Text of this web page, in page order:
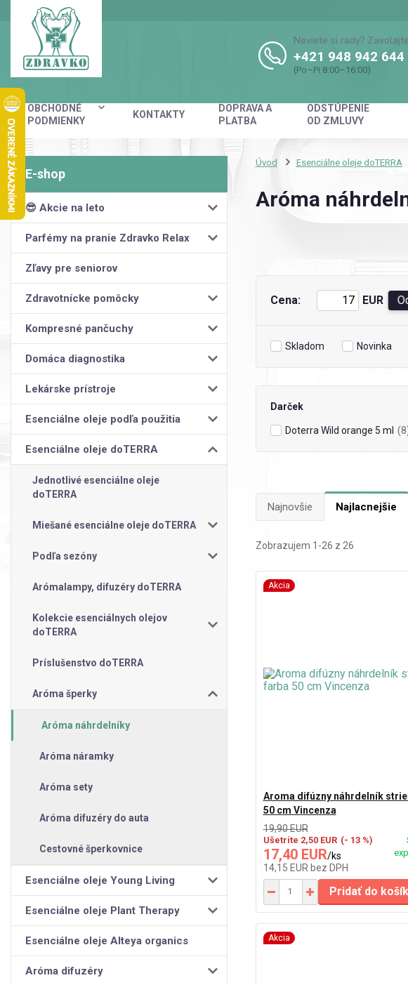
OBCHODNÉ
PODMIENKY
KONTAKTY
DOPRAVA A
PLATBA
ODSTÚPENIE
OD ZMLUVY
Neviete si rady?
+421 948 942 644
(Po–Pi 8:00–16:00)
😎 Akcie na leto
Parfémy na pranie Zdravko Relax
Zľavy pre seniorov
Zdravotnícke pomôcky
Kompresné pančuchy
Domáca diagnostika
Lekárske prístroje
Esenciálne oleje podľa použitia
Esenciálne oleje doTERRA
Jednotlivé esenciálne oleje
doTERRA
Miešané esenciálne oleje doTERRA
Podľa sezóny
Arómalampy, difuzéry doTERRA
Kolekcie esenciálnych olejov
doTERRA
Príslušenstvo doTERRA
Aróma šperky
Aróma náhrdelníky
Aróma náramky
Aróma sety
Aróma difuzéry do auta
Cestovné šperkovnice
Esenciálne oleje Young Living
Esenciálne oleje Plant Therapy
Esenciálne oleje Alteya organics
Aróma difuzéry
Úvod Esenciálne oleje doTERRA
Aróma
Cena: EUR
Skladom Novinka
Darček
Doterra Wild orange 5 ml
Najnovšie Najlacnejšie
Zobrazujem 1-26 z 26
Akcia
Aroma difúzny náhrdelník
50 cm Vincenza
19,90 EUR
Ušetríte 2,50 EUR (- 13 %)
17,40 EUR/ks
14,15 EUR bez DPH
Pridať do
Akcia